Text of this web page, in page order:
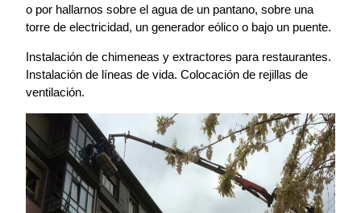
o por hallarnos sobre el agua de un pantano, sobre una
torre de electricidad, un generador eólico o bajo un puente.
Instalación de chimeneas y extractores para restaurantes.
Instalación de líneas de vida. Colocación de rejillas de
ventilación.